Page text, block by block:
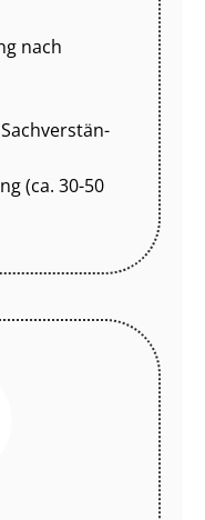
nach
(ca. 30-50